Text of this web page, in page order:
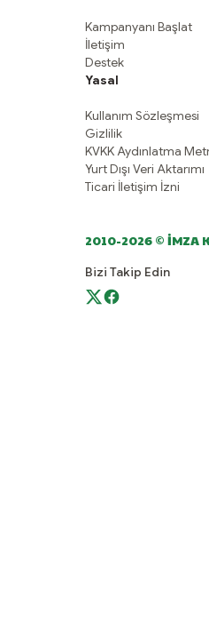
Kampanyanı Başlat
İletişim
Destek
Yasal
Kullanım Sözleşmesi
Gizlilik
KVKK Aydınlatma
Yurt Dışı Veri Aktarımı
Ticari İletişim İzni
2010-2026 © İMZA
Bizi Takip Edin